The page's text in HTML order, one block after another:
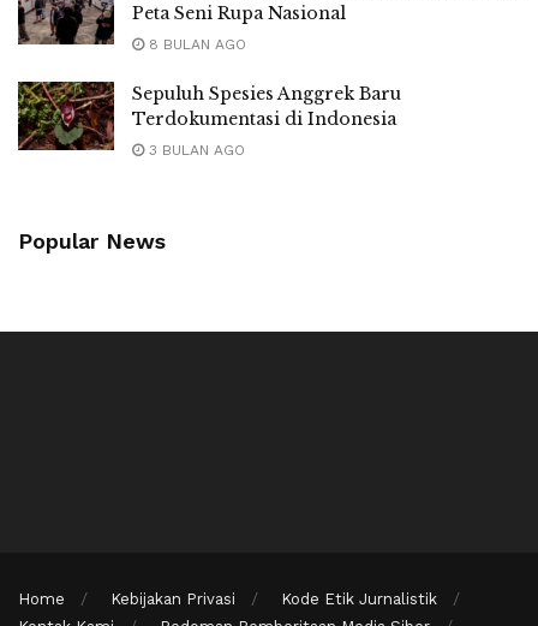
Peta Seni Rupa Nasional
8 BULAN AGO
Sepuluh Spesies Anggrek Baru
Terdokumentasi di Indonesia
3 BULAN AGO
Popular News
Home Kebijakan Privasi
Kode Etik Jurnalistik